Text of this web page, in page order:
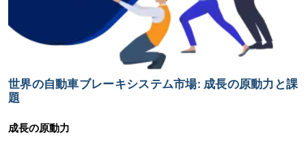
世界の自動車ブレーキシステム市場: 成長の原動力と課
題
成長の原動力